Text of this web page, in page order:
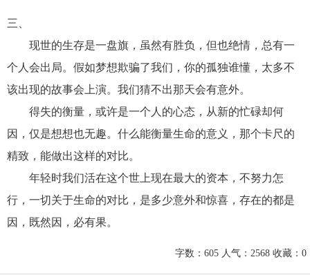
三、
现世的生存是一盘旗，虽然有胜负，但也绝情，总有一
个人会出局。假如梦想欺骗了我们，你的孤独谁懂，太多不
该出现的故事会上演。我们猜不出那天会有意外。
得失的衡量，或许是一个人的心态，从新的忙碌却何
因，仅是想想也无趣。什么能衡量生命的意义，那个卡尺的
精致，能做出这样的对比。
年轻时我们活在这个世上现在最大的资本，不努力怎
行，一切关于生命的对比，是多少意外和惊喜，存在的都是
因，既然因，必有果。
字数：605 人气：2568 收藏：0